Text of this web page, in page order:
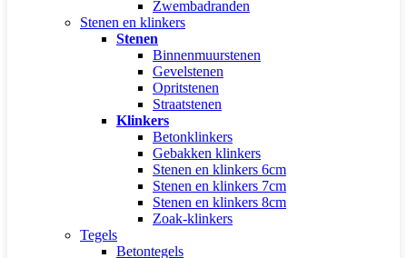
Zwembadranden
Stenen en klinkers
Stenen
Binnenmuurstenen
Gevelstenen
Opritstenen
Straatstenen
Klinkers
Betonklinkers
Gebakken klinkers
Stenen en klinkers 6cm
Stenen en klinkers 7cm
Stenen en klinkers 8cm
Zoak-klinkers
Tegels
Betontegels